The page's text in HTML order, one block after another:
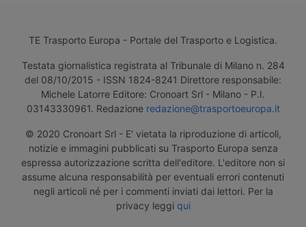
TE Trasporto Europa - Portale del Trasporto e Logistica.
Testata giornalistica registrata al Tribunale di Milano n. 284
del 08/10/2015 - ISSN 1824-8241 Direttore responsabile:
Michele Latorre Editore: Cronoart Srl - Milano - P.I.
03143330961. Redazione redazione@trasportoeuropa.it
© 2020 Cronoart Srl - E' vietata la riproduzione di articoli,
notizie e immagini pubblicati su Trasporto Europa senza
espressa autorizzazione scritta dell'editore. L'editore non si
assume alcuna responsabilità per eventuali errori contenuti
negli articoli né per i commenti inviati dai lettori. Per la
privacy leggi qui